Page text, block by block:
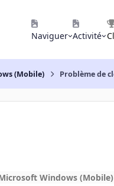
Naviguer Activité
(Mobile) Problème de
Windows (Mobile)